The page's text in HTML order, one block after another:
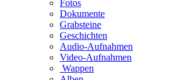
Fotos
Dokumente
Grabsteine
Geschichten
Audio-Aufnahmen
Video-Aufnahmen
Wappen